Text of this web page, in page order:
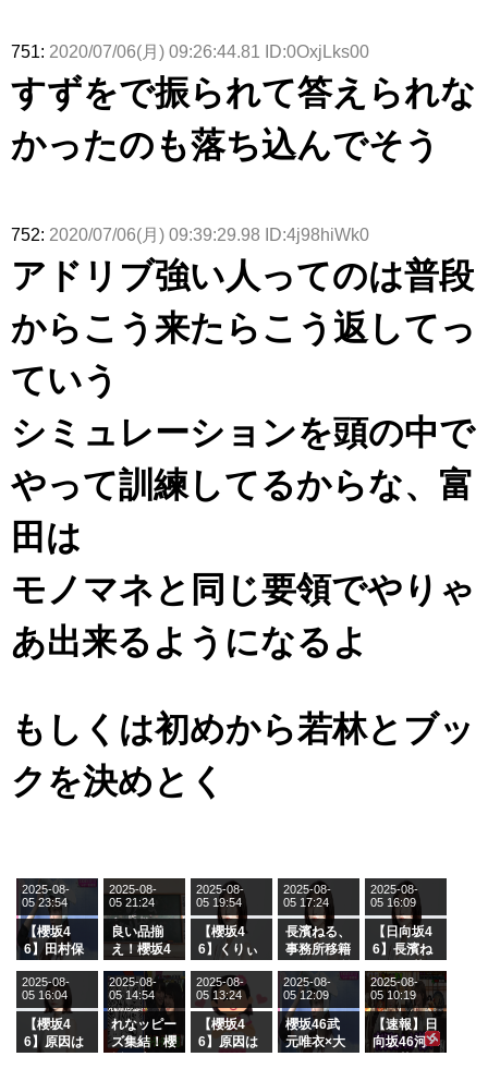
751: 2020/07/06(月) 09:26:44.81 ID:0OxjLks00
すずをで振られて答えられな
かったのも落ち込んでそう
752: 2020/07/06(月) 09:39:29.98 ID:4j98hiWk0
アドリブ強い人ってのは普段
からこう来たらこう返してっ
ていう
シミュレーションを頭の中で
やって訓練してるからな、富
田は
モノマネと同じ要領でやりゃ
あ出来るようになるよ
もしくは初めから若林とブッ
クを決めとく
【櫻坂4
6】田村保
ージを脱い
でいた理由
2025-08-
05 23:54
良い品揃
え！櫻坂4
グル『Mak
e or Brea
k』オフィ
シャルグッ
ズ絶賛販売
2025-08-
05 21:24
【櫻坂4
6】くりぃ
の2人を手
玉に取る大
沼晶保【く
りぃむナン
タラ】
2025-08-
05 19:54
長濱ねる、
事務所移籍
属を発表
2025-08-
05 17:24
【日向坂4
6】長濱ね
ら移籍しフ
ラーム所属
に。これで
事務所に所
属している
2025-08-
05 16:09
【櫻坂4
6】原因は
2025-08-
05 16:04
れなッピー
ズ集結！櫻
2025-08-
05 14:54
【櫻坂4
6】原因は
2025-08-
05 13:24
櫻坂46武
元唯衣×大
2025-08-
05 12:09
【速報】日
向坂46河
2025-08-
05 10:19